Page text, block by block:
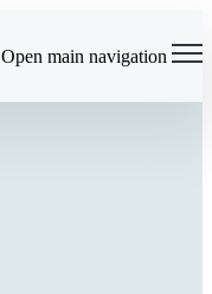
Open main navigation
×